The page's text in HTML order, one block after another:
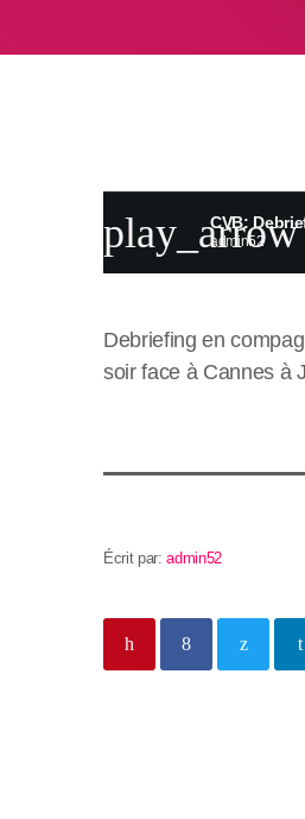
play_arrow
CVB:
admin52
Debriefing en
soir face à Cannes à
Écrit par:admin52